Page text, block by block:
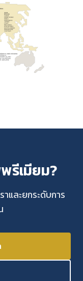
เมียม?
และยกระดับการ